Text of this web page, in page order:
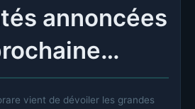
annoncées
vient de dévoiler les grandes